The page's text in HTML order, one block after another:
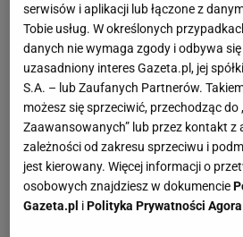
serwisów i aplikacji lub łączone z
Tobie usług. W określonych
danych nie wymaga zgody i odbywa
uzasadniony interes Gazeta.pl, jej
S.A. – lub Zaufanych Partnerów.
możesz się sprzeciwić, przechodząc do
Zaawansowanych” lub przez kontakt
zależności od zakresu sprzeciwu i
jest kierowany. Więcej informacji o
osobowych znajdziesz w dokumencie
Gazeta.pl iPolityka Prywatności Agora